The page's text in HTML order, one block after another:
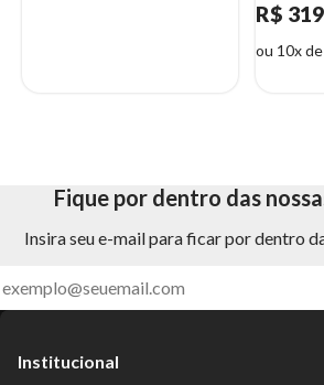
R$
ou 10x
Fique por dentro das
Insira seu e-mail para ficar por dentro
Institucional